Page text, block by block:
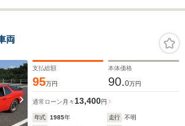
両
支払総額
95万円
本体価格
90.0万円
通常ローン 月々13,400円
年式 1985年 走行
不明